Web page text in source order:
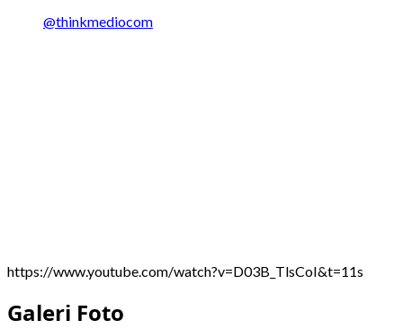
about
@thinkmediocom
https://www.youtube.com/watch?v=D03B_TlsCoI&t=11s
Galeri Foto